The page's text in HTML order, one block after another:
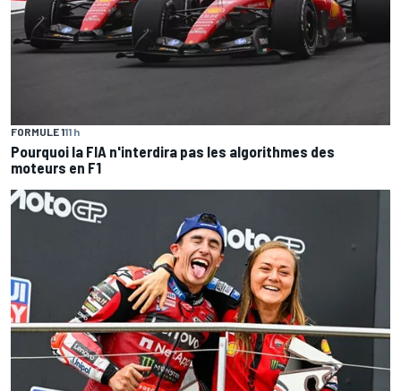
FORMULE 111 h
Pourquoi la FIA n'interdira pas les algorithmes des
moteurs en F1